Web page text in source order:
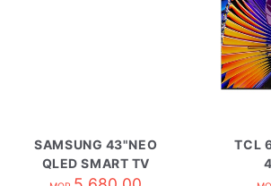
SAMSUNG 43"NEO
QLED SMART TV
QA43QN70HAJXZK
TCL